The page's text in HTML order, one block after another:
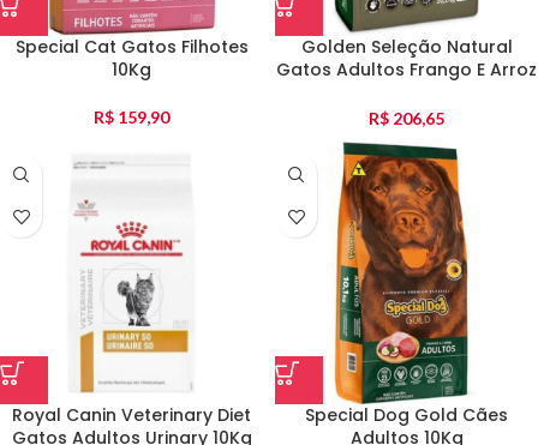
Special Cat Gatos Filhotes
10Kg
R$ 159,90
Golden Seleção Natural
Gatos Adultos Frango E Arroz
R$ 206,65
Royal Canin Veterinary Diet
Gatos Adultos Urinary 10Kg
Special Dog Gold Cães
Adultos 10Kg